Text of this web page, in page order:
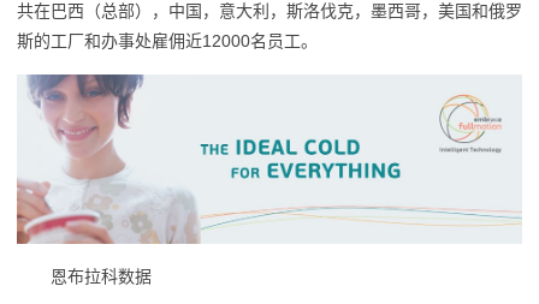
共在巴西（总部），中国，意大利，斯洛伐克，墨西哥，美国和俄罗
斯的工厂和办事处雇佣近12000名员工。
恩布拉科数据